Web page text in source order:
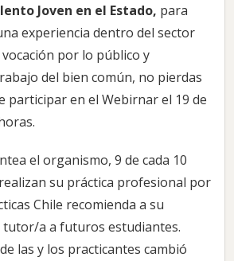
Joven en el Estado, para
experiencia dentro del sector
por lo público y
del bien común, no pierdas
participar en el Webirnar el 19 de
el organismo, 9 de cada 10
su práctica profesional por
Chile recomienda a su
tutor/a a futuros estudiantes.
las y los practicantes cambió